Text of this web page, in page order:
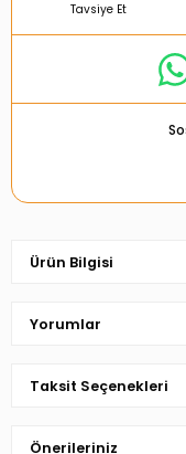
Tavsiye Et
Ürün Bilgisi
Yorumlar
Taksit Seçenekleri
Önerileriniz